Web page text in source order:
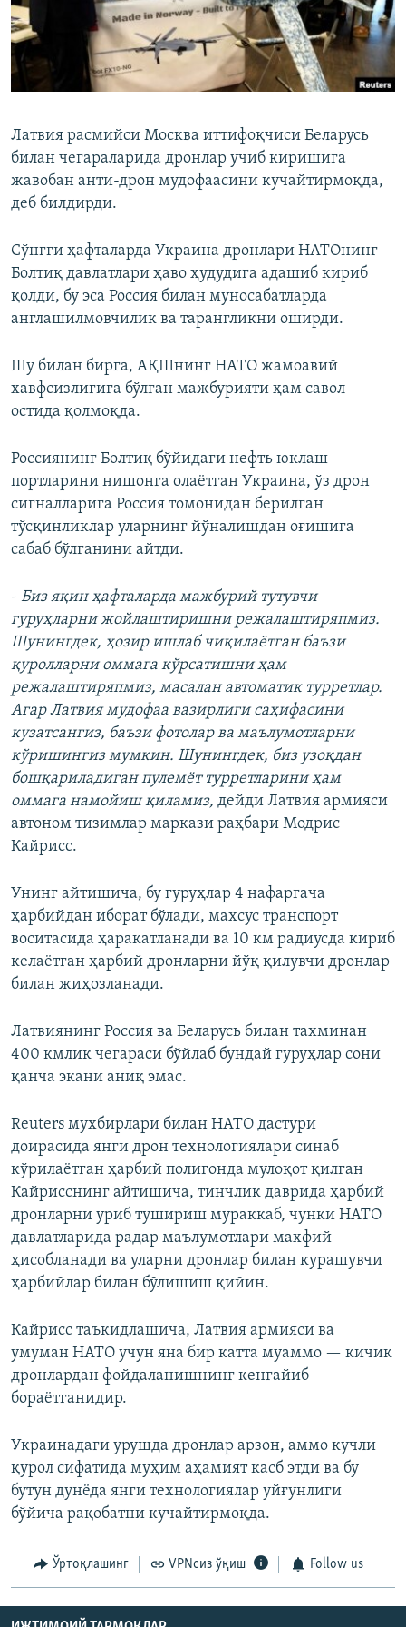
Латвия расмийси Москва иттифоқчиси Беларусь
билан чегараларида дронлар учиб киришига
жавобан анти‑дрон мудофаасини кучайтирмоқда,
деб билдирди.
Сўнгги ҳафталарда Украина дронлари НАТОнинг
Болтиқ давлатлари ҳаво ҳудудига адашиб кириб
қолди, бу эса Россия билан муносабатларда
англашилмовчилик ва тарангликни оширди.
Шу билан бирга, АҚШнинг НАТО жамоавий
хавфсизлигига бўлган мажбурияти ҳам савол
остида қолмоқда.
Россиянинг Болтиқ бўйидаги нефть юклаш
портларини нишонга олаётган Украина, ўз дрон
сигналларига Россия томонидан берилган
тўсқинликлар уларнинг йўналишдан оғишига
сабаб бўлганини айтди.
- Биз яқин ҳафталарда мажбурий тутувчи
гуруҳларни жойлаштиришни режалаштиряпмиз.
Шунингдек, ҳозир ишлаб чиқилаётган баъзи
қуролларни оммага кўрсатишни ҳам
режалаштиряпмиз, масалан автоматик турретлар.
Агар Латвия мудофаа вазирлиги саҳифасини
кузатсангиз, баъзи фотолар ва маълумотларни
кўришингиз мумкин. Шунингдек, биз узоқдан
бошқариладиган пулемёт турретларини ҳам
оммага намойиш қиламиз, дейди Латвия армияси
автоном тизимлар маркази раҳбари Модрис
Кайрисс.
Унинг айтишича, бу гуруҳлар 4 нафаргача
ҳарбийдан иборат бўлади, махсус транспорт
воситасида ҳаракатланади ва 10 км радиусда кириб
келаётган ҳарбий дронларни йўқ қилувчи дронлар
билан жиҳозланади.
Латвиянинг Россия ва Беларусь билан тахминан
400 кмлик чегараси бўйлаб бундай гуруҳлар сони
қанча экани аниқ эмас.
Reuters мухбирлари билан НАТО дастури
доирасида янги дрон технологиялари синаб
кўрилаётган ҳарбий полигонда мулоқот қилган
Кайрисснинг айтишича, тинчлик даврида ҳарбий
дронларни уриб тушириш мураккаб, чунки НАТО
давлатларида радар маълумотлари махфий
ҳисобланади ва уларни дронлар билан курашувчи
ҳарбийлар билан бўлишиш қийин.
Кайрисс таъкидлашича, Латвия армияси ва
умуман НАТО учун яна бир катта муаммо — кичик
дронлардан фойдаланишнинг кенгайиб
бораётганидир.
Украинадаги урушда дронлар арзон, аммо кучли
қурол сифатида муҳим аҳамият касб этди ва бу
бутун дунёда янги технологиялар уйғунлиги
бўйича рақобатни кучайтирмоқда.
Ўртоқлашинг VPNсиз ўқиш Follow us